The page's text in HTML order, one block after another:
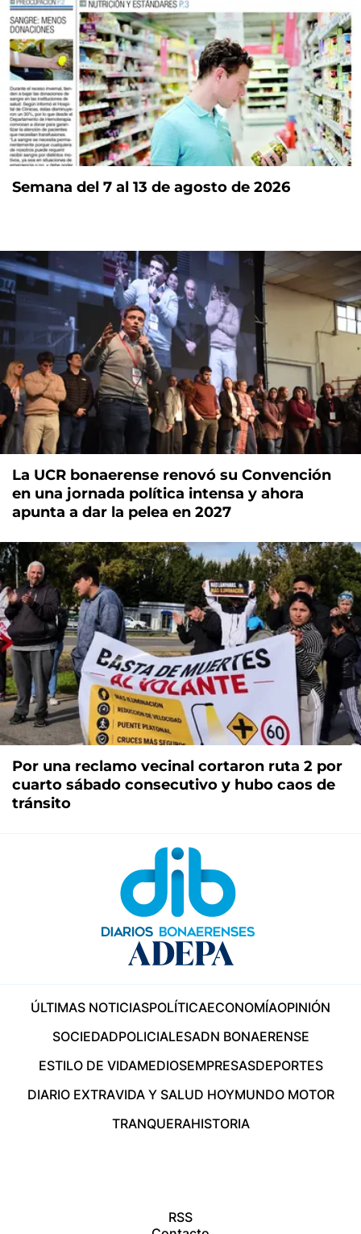
Semana del 7 al 13 de agosto de 2026
La UCR bonaerense renovó su Convención
en una jornada política intensa y ahora
apunta a dar la pelea en 2027
Por una reclamo vecinal cortaron ruta 2 por
cuarto sábado consecutivo y hubo caos de
tránsito
ÚLTIMAS NOTICIASPOLÍTICAECONOMÍAOPINIÓN
SOCIEDADPOLICIALESADN BONAERENSE
ESTILO DE VIDAMEDIOSEMPRESASDEPORTES
DIARIO EXTRAVIDA Y SALUD HOYMUNDO MOTOR
TRANQUERAHISTORIA
RSS